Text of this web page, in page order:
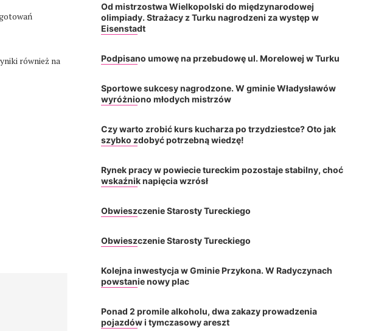
również na
Od mistrzostwa Wielkopolski do międzynarodowej
olimpiady. Strażacy z Turku nagrodzeni za występ w
Eisenstadt
Podpisano umowę na przebudowę ul. Morelowej w Turku
Sportowe sukcesy nagrodzone. W gminie Władysławów
wyróżniono młodych mistrzów
Czy warto zrobić kurs kucharza po trzydziestce? Oto jak
szybko zdobyć potrzebną wiedzę!
Rynek pracy w powiecie tureckim pozostaje stabilny, choć
wskaźnik napięcia wzrósł
Obwieszczenie Starosty Tureckiego
Obwieszczenie Starosty Tureckiego
Kolejna inwestycja w Gminie Przykona. W Radyczynach
powstanie nowy plac
Ponad 2 promile alkoholu, dwa zakazy prowadzenia
pojazdów i tymczasowy areszt